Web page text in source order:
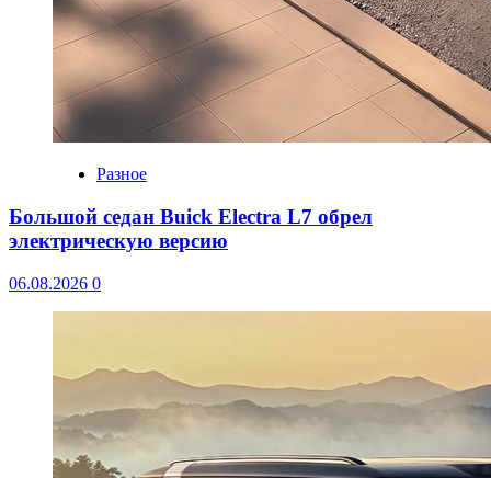
Разное
Большой седан Buick Electra L7 обрел
электрическую версию
06.08.2026 0